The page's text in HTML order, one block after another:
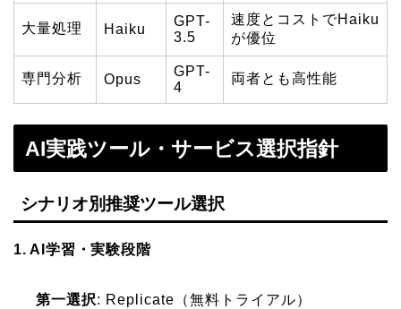
大量処理 Haiku
GPT-
3.5
速度とコストでHaiku
が優位
専門分析 Opus
GPT-
4
両者とも高性能
AI実践ツール・サービス選択指針
シナリオ別推奨ツール選択
1. AI学習・実験段階
第一選択: Replicate（無料トライアル）